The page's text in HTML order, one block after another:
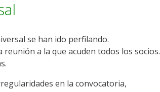
se han ido perfilando.
a la que acuden todos los socios.
en la convocatoria,